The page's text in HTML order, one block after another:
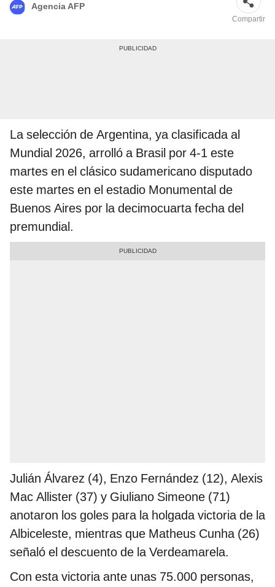
Agencia AFP
Compartir
La selección de Argentina, ya clasificada al
Mundial 2026, arrolló a Brasil por 4-1 este
martes en el clásico sudamericano disputado
este martes en el estadio Monumental de
Buenos Aires por la decimocuarta fecha del
premundial.
Julián Álvarez (4), Enzo Fernández (12), Alexis
Mac Allister (37) y Giuliano Simeone (71)
anotaron los goles para la holgada victoria de la
Albiceleste, mientras que Matheus Cunha (26)
señaló el descuento de la Verdeamarela.
Con esta victoria ante unas 75.000 personas,